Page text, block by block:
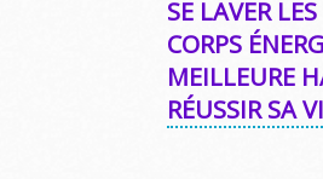
SE LAVER
CORPS
MEILLEURE
RÉUSSIR SA